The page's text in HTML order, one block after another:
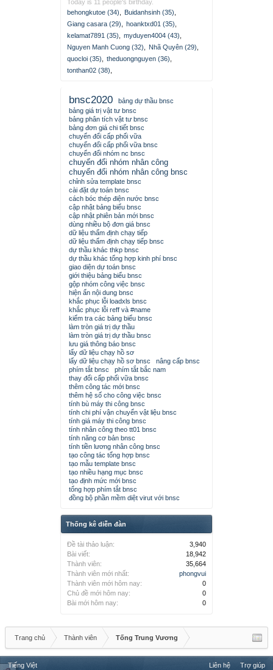
Today is 11 people's birthday.
behongkutoe (34)
Buidanhsinh (35)
Giang casara (29)
hoanktxd01 (35)
kelamat7891 (35)
myduyen4004 (43)
Nguyen Manh Cuong (32)
Nhã Quyên (29)
quocloi (35)
theduongnguyen (36)
tonthan02 (38)
bnsc2020
bảng dự thầu bnsc
bảng giá trị vật tư bnsc
bảng phân tích vật tư bnsc
bảng đơn giá chi tiết bnsc
chuyển đổi cấp phối vữa
chuyển đổi cấp phối vữa bnsc
chuyển đổi nhóm nc bnsc
chuyển đổi nhóm nhân công
chuyển đổi nhóm nhân công bnsc
chỉnh sửa template bnsc
cài đặt dự toán bnsc
cách bóc thép điện nước bnsc
cập nhật bảng biểu bnsc
cập nhật phiên bản mới bnsc
dùng nhiều bộ đơn giá bnsc
dữ liệu thẩm định chạy tiếp
dữ liệu thẩm định chạy tiếp bnsc
dự thầu khác thkp bnsc
dự thầu khác tổng hợp kinh phí bnsc
giao diện dự toán bnsc
giới thiệu bảng biểu bnsc
gộp nhóm công việc bnsc
hiện ẩn nội dung bnsc
khắc phục lỗi loadxls bnsc
khắc phục lỗi reff và #name
kiểm tra các bảng biểu bnsc
làm tròn giá trị dự thầu
làm tròn giá trị dự thầu bnsc
lưu giá thông báo bnsc
lấy dữ liệu chạy hồ sơ
lấy dữ liệu chạy hồ sơ bnsc
nâng cấp bnsc
phím tắt bnsc
phím tắt bắc nam
thay đổi cấp phối vữa bnsc
thêm công tác mới bnsc
thêm hệ số cho công việc bnsc
tính bù máy thi công bnsc
tính chi phí vận chuyển vật liệu bnsc
tính giá máy thi công bnsc
tính nhân công theo tt01 bnsc
tính năng cơ bản bnsc
tính tiền lương nhân công bnsc
tạo công tác tổng hợp bnsc
tạo mẫu template bnsc
tạo nhiều hạng mục bnsc
tạo định mức mới bnsc
tổng hợp phím tắt bnsc
đồng bộ phần mềm diệt virut với bnsc
Thống kê diễn đàn
Đề tài thảo luận:
3,940
Bài viết:
18,942
Thành viên:
35,664
Thành viên mới nhất:
phongvui
Thành viên mới hôm nay:
0
Chủ đề mới hôm nay:
0
Bài mới hôm nay:
0
Trang chủ Thành viên Tống Trung Vương
Tiếng Việt Liên hệ Trợ giúp